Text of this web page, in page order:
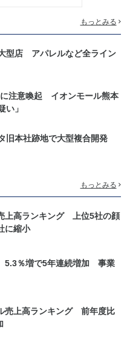
もっとみる
型店 アパレルなど全ライン
に注意喚起 イオンモール熊本
い」
旧本社跡地で大型複合開発
もっとみる
上高ランキング 上位5社の顔
に縮小
5.3％増で5年連続増加 事業
売上高ランキング 前年度比